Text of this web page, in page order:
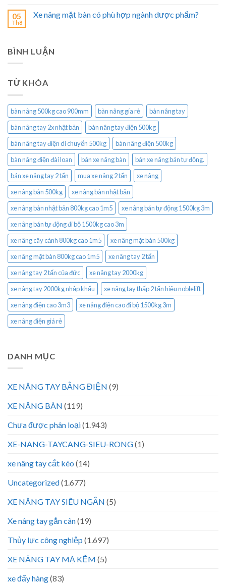
05
Th8
Xe nâng mặt bàn có phù hợp ngành dược phẩm?
BÌNH LUẬN
TỪ KHÓA
bàn nâng 500kg cao 900mm bàn nâng gía rẻ
bàn nâng tay
bàn nâng tay 2x nhật bản
bàn nâng tay điện 500kg
bàn nâng tay điện di chuyển 500kg
bàn nâng điện 500kg
bàn nâng điện đài loan
bán xe nâng bàn
bán xe nâng bán tự động.
bán xe nâng tay 2 tấn
mua xe nâng 2 tấn
xe nâng
xe nâng bàn 500kg
xe nâng bàn nhật bản
xe nâng bàn nhật bản 800kg cao 1m5
xe nâng bán tự động 1500kg 3m
xe nâng bán tự động đi bộ 1500kg cao 3m
xe nâng cây cảnh 800kg cao 1m5
xe nâng mặt bàn 500kg
xe nâng mặt bàn 800kg cao 1m5
xe nâng tay 2 tấn
xe nâng tay 2 tấn của đức
xe nâng tay 2000kg
xe nâng tay 2000kg nhập khẩu
xe nâng tay thấp 2 tấn hiệu noblelift
xe nâng điện cao 3m3
xe nâng điện cao đi bộ 1500kg 3m
xe nâng điện giá rẻ
DANH MỤC
XE NÂNG TAY BẰNG ĐIỆN (9)
XE NÂNG BÀN (119)
Chưa được phân loại(1.943)
XE-NANG-TAYCANG-SIEU-RONG(1)
xe nâng tay cắt kéo (14)
Uncategorized(1.677)
XE NÂNG TAY SIÊU NGẮN (5)
Xe nâng tay gắn cân(19)
Thủy lực công nghiệp (1.697)
XE NÂNG TAY MẠ KẼM (5)
xe đẩy hàng(83)